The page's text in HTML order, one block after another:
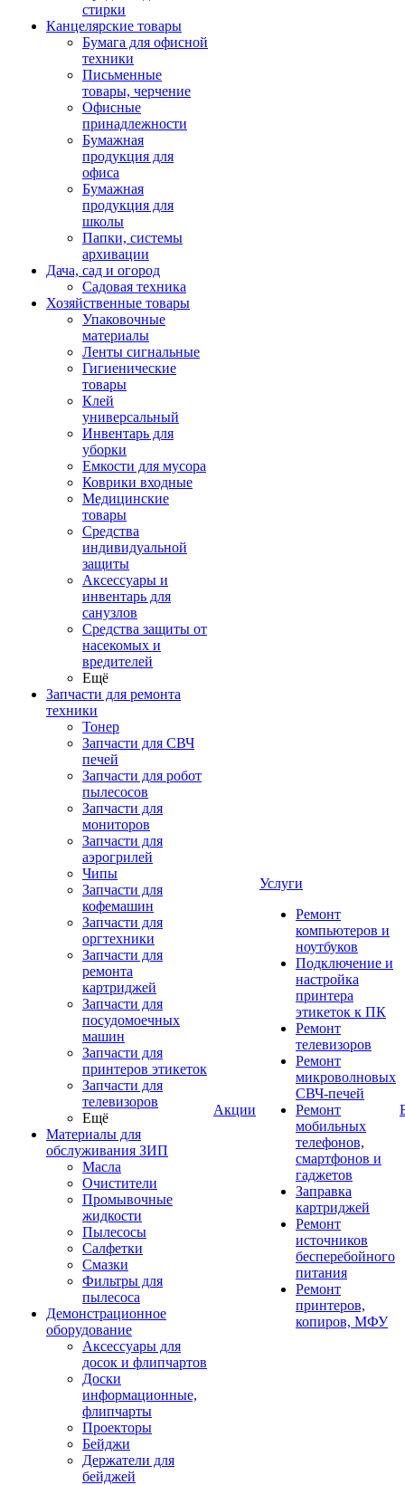
стирки
Канцелярские товары
Бумага для офисной
техники
Письменные
товары, черчение
Офисные
принадлежности
Бумажная
продукция для
офиса
Бумажная
продукция для
школы
Папки, системы
архивации
Дача, сад и огород
Садовая техника
Хозяйственные товары
Упаковочные
материалы
Ленты сигнальные
Гигиенические
товары
Клей
универсальный
Инвентарь для
уборки
Емкости для мусора
Коврики входные
Медицинские
товары
Средства
индивидуальной
защиты
Аксессуары и
инвентарь для
санузлов
Средства защиты от
насекомых и
вредителей
Ещё
Запчасти для ремонта
техники
Тонер
Запчасти для СВЧ
печей
Запчасти для робот
пылесосов
Запчасти для
мониторов
Запчасти для
аэрогрилей
Чипы
Запчасти для
кофемашин
Запчасти для
оргтехники
Запчасти для
ремонта
картриджей
Запчасти для
посудомоечных
машин
Запчасти для
принтеров этикеток
Запчасти для
телевизоров
Ещё
Материалы для
обслуживания ЗИП
Масла
Очистители
Промывочные
жидкости
Пылесосы
Салфетки
Смазки
Фильтры для
пылесоса
Демонстрационное
оборудование
Аксессуары для
досок и флипчартов
Доски
информационные,
флипчарты
Проекторы
Бейджи
Держатели для
бейджей
Акции
Услуги
Ремонт
компьютеров и
ноутбуков
Подключение и
настройка
принтера
этикеток к ПК
Ремонт
телевизоров
Ремонт
микроволновых
СВЧ-печей
Ремонт
мобильных
телефонов,
смартфонов и
гаджетов
Заправка
картриджей
Ремонт
источников
бесперебойного
питания
Ремонт
принтеров,
копиров, МФУ